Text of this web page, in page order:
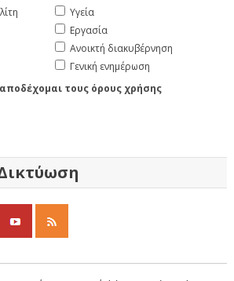
Υγεία
Εργασία
Ανοικτή διακυβέρνηση
Γενική ενημέρωση
τους όρους χρήσης